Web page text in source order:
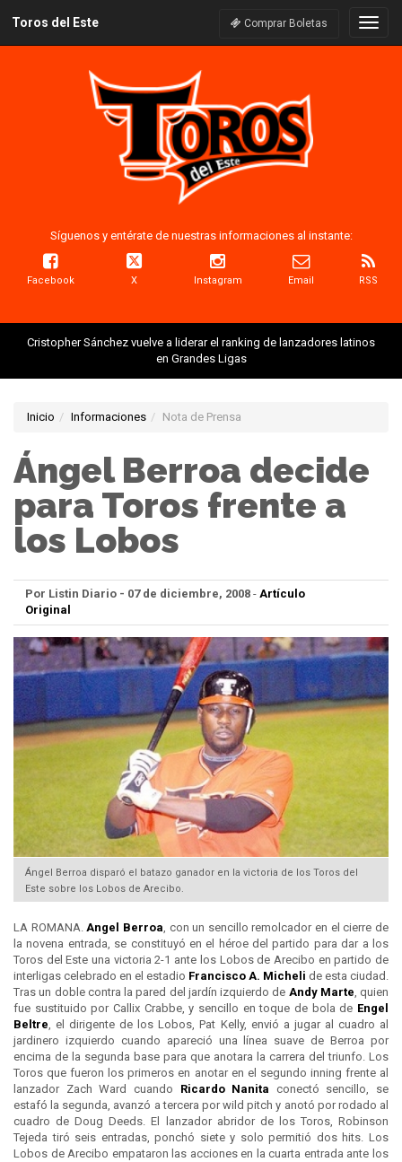
Toros del Este Comprar Boletas
Síguenos y entérate de nuestras informaciones al instante:
Facebook X Instagram Email RSS
Cristopher Sánchez vuelve a liderar el ranking de lanzadores latinos
en Grandes Ligas
Inicio Informaciones Nota de Prensa
Ángel Berroa decide
para Toros frente a
los Lobos
Por Listin Diario - 07 de diciembre, 2008 - Artículo
Original
Ángel Berroa disparó el batazo ganador en la victoria de los Toros del
Este sobre los Lobos de Arecibo.
LA ROMANA.Angel Berroa, con un sencillo remolcador en el cierre de
la novena entrada, se constituyó en el héroe del partido para dar a los
Toros del Este una victoria 2-1 ante los Lobos de Arecibo en partido de
interligas celebrado en el estadio Francisco A. Micheli de esta ciudad.
Tras un doble contra la pared del jardín izquierdo de Andy Marte, quien
fue sustituido por Callix Crabbe, y sencillo en toque de bola de Engel
Beltre, el dirigente de los Lobos, Pat Kelly, envió a jugar al cuadro al
jardinero izquierdo cuando apareció una línea suave de Berroa por
encima de la segunda base para que anotara la carrera del triunfo. Los
Toros que fueron los primeros en anotar en el segundo inning frente al
lanzador Zach Ward cuando Ricardo Nanita conectó sencillo, se
estafó la segunda, avanzó a tercera por wild pitch y anotó por rodado al
cuadro de Doug Deeds. El lanzador abridor de los Toros, Robinson
Tejeda tiró seis entradas, ponchó siete y solo permitió dos hits. Los
Lobos de Arecibo empataron las acciones en la cuarta entrada ante los